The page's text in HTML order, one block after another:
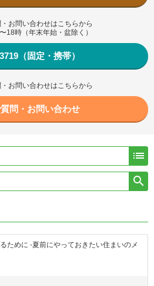
お問い合わせはこちらから
18時（年末年始・盆除く）
（固定・携帯）
お問い合わせはこちらから
問・お問い合わせ


ために -夏前にやっておきたい住まいのメ